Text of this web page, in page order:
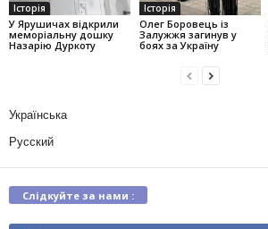
Історія
У Ярушичах відкрили
меморіальну дошку
Назарію Дуркоту
Історія
Олег Боровець із
Залужжя загинув у
боях за Україну
Українська
Русский
Слідкуйте за нами :